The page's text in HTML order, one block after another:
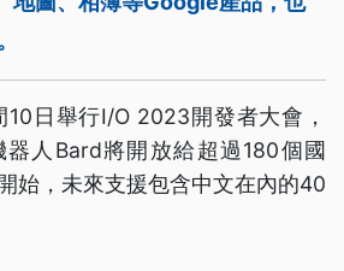
日舉行I/O 2023開發者大會，
人Bard將開放給超過180個國
始，未來支援包含中文在內的40